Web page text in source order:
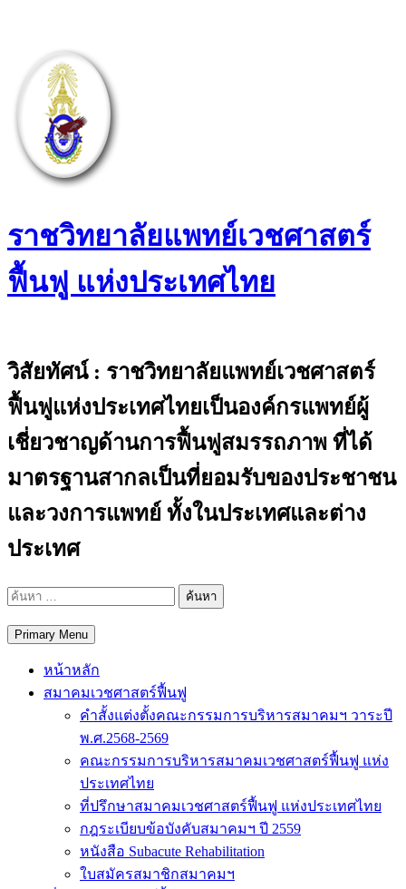
ราชวิทยาลัยแพทย์เวชศาสตร์
ฟื้นฟู แห่งประเทศไทย
วิสัยทัศน์ : ราชวิทยาลัยแพทย์เวชศาสตร์
ฟื้นฟูแห่งประเทศไทยเป็นองค์กรแพทย์ผู้
เชี่ยวชาญด้านการฟื้นฟูสมรรถภาพ ที่ได้
มาตรฐานสากลเป็นที่ยอมรับของประชาชน
และวงการแพทย์ ทั้งในประเทศและต่าง
ประเทศ
ค้นหา
Primary Menu
หน้าหลัก
สมาคมเวชศาสตร์ฟื้นฟู
คำสั้งแต่งตั้งคณะกรรมการบริหารสมาคมฯ วาระปี
พ.ศ.2568-2569
คณะกรรมการบริหารสมาคมเวชศาสตร์ฟื้นฟู แห่ง
ประเทศไทย
ที่ปรึกษาสมาคมเวชศาสตร์ฟื้นฟู แห่งประเทศไทย
กฎระเบียบข้อบังคับสมาคมฯ ปี 2559
หนังสือ Subacute Rehabilitation
ใบสมัครสมาชิกสมาคมฯ